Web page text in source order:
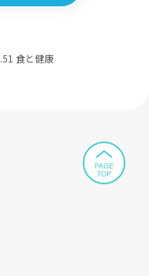
食と健康